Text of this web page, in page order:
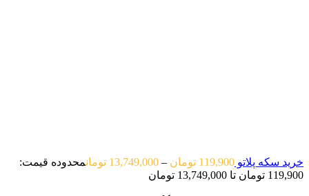
خرید سکه پلاتو 119,900 تومان –
13,749,000 تومانمحدوده قیمت:
119,900 تومان تا 13,749,000 تومان